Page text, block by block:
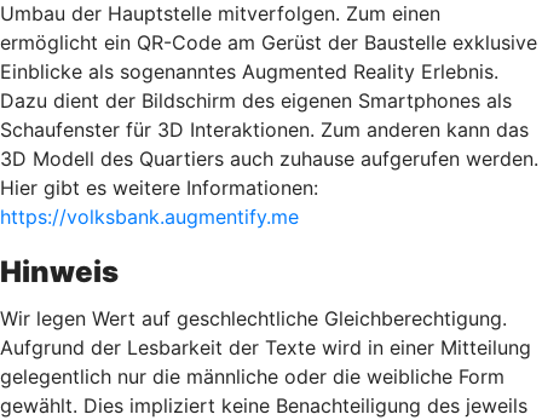
Umbau der Hauptstelle mitverfolgen. Zum einen
ermöglicht ein QR-Code am Gerüst der Baustelle exklusive
Einblicke als sogenanntes Augmented Reality Erlebnis.
Dazu dient der Bildschirm des eigenen Smartphones als
Schaufenster für 3D Interaktionen. Zum anderen kann das
3D Modell des Quartiers auch zuhause aufgerufen werden.
Hier gibt es weitere Informationen:
https://volksbank.augmentify.me
Hinweis
Wir legen Wert auf geschlechtliche Gleichberechtigung.
Aufgrund der Lesbarkeit der Texte wird in einer Mitteilung
gelegentlich nur die männliche oder die weibliche Form
gewählt. Dies impliziert keine Benachteiligung des jeweils